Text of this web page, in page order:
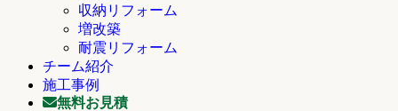
収納リフォーム
増改築
耐震リフォーム
チーム紹介
施工事例
無料お見積